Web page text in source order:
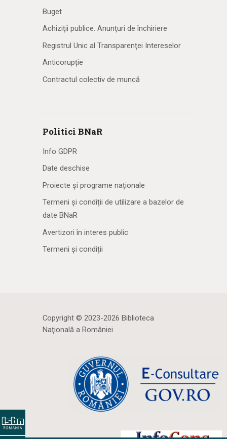
Buget
Achiziţii publice. Anunţuri de închiriere
Registrul Unic al Transparenţei Intereselor
Anticorupție
Contractul colectiv de muncă
Politici BNaR
Info GDPR
Date deschise
Proiecte și programe naționale
Termeni și condiții de utilizare a bazelor de
date BNaR
Avertizori în interes public
Termeni și condiții
Copyright © 2023-2026 Biblioteca
Naţională a României